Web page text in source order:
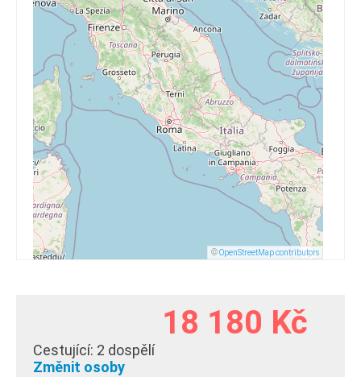
©OpenStreetMap contributors
18 180 Kč
Cestující: 2 dospělí
Změnit osoby